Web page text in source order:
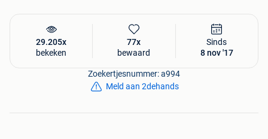
29.205x
bekeken
77x
bewaard
Sinds
8 nov '17
Zoekertjesnummer: a994
Meld aan 2dehands